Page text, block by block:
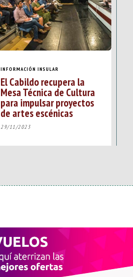
INFORMACIÓN INSULAR
El Cabildo recupera la
Mesa Técnica de Cultura
para impulsar proyectos
de artes escénicas
29/11/2023